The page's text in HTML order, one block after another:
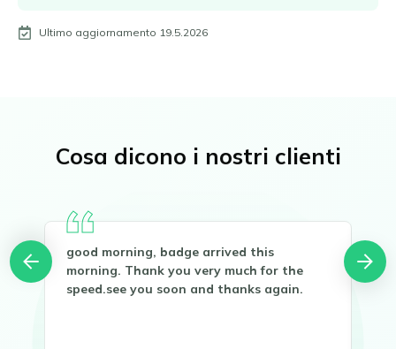
Ultimo aggiornamento 19.5.2026
Cosa dicono i nostri clienti
good morning, badge arrived this
morning. Thank you very much for the
speed.see you soon and thanks again.